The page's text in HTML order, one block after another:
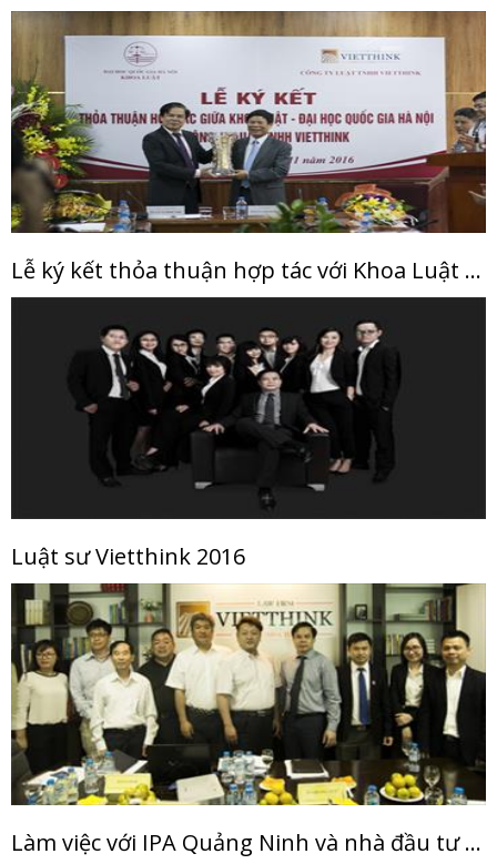
Lễ ký kết thỏa thuận hợp tác với Khoa Luật - Đại học Quốc gia Hà Nội
Luật sư Vietthink 2016
Làm việc với IPA Quảng Ninh và nhà đầu tư Nhật Bản